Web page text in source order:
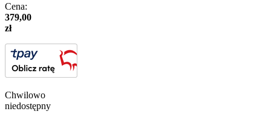
Cena:
379,00
zł
Chwilowo
niedostępny